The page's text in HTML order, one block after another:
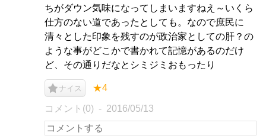
ちがダウン気味になってしまいますねえ～いくら
仕方のない道であったとしても。なので庶民に
清々とした印象を残すのが政治家としての肝？の
ような事がどこかで書かれて記憶があるのだけ
ど、その通りだなとシミジミおもったり
ナイス ★4
コメント(0) 2016/05/13